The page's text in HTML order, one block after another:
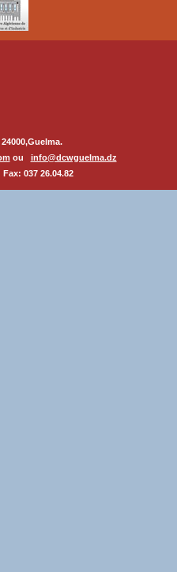
ou info@dcwguelma.dz
037 26.04.82